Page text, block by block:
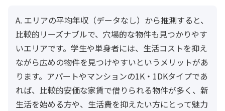
A. エリアの平均年収（データなし）から推測すると、
比較的リーズナブルで、穴場的な物件も見つかりやす
いエリアです。学生や単身者には、生活コストを抑え
ながら広めの物件を見つけやすいというメリットがあ
ります。アパートやマンションの1K・1DKタイプであ
れば、比較的安価な家賃で借りられる物件が多く、新
生活を始める方や、生活費を抑えたい方にとって魅力